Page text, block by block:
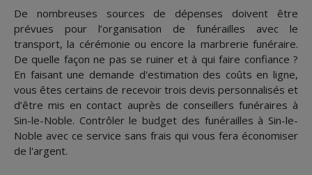
De nombreuses sources de dépenses doivent être
prévues pour l’organisation de funérailles avec le
transport, la cérémonie ou encore la marbrerie funéraire.
De quelle façon ne pas se ruiner et à qui faire confiance ?
En faisant une demande d'estimation des coûts en ligne,
vous êtes certains de recevoir trois devis personnalisés et
d’être mis en contact auprès de conseillers funéraires à
Sin-le-Noble. Contrôler le budget des funérailles à Sin-le-
Noble avec ce service sans frais qui vous fera économiser
de l'argent.